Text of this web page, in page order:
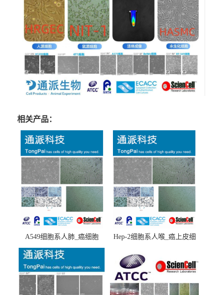
相关产品：
A549细胞系人肺_癌细胞
(A549细胞)
Hep-2细胞系人喉_癌上皮细